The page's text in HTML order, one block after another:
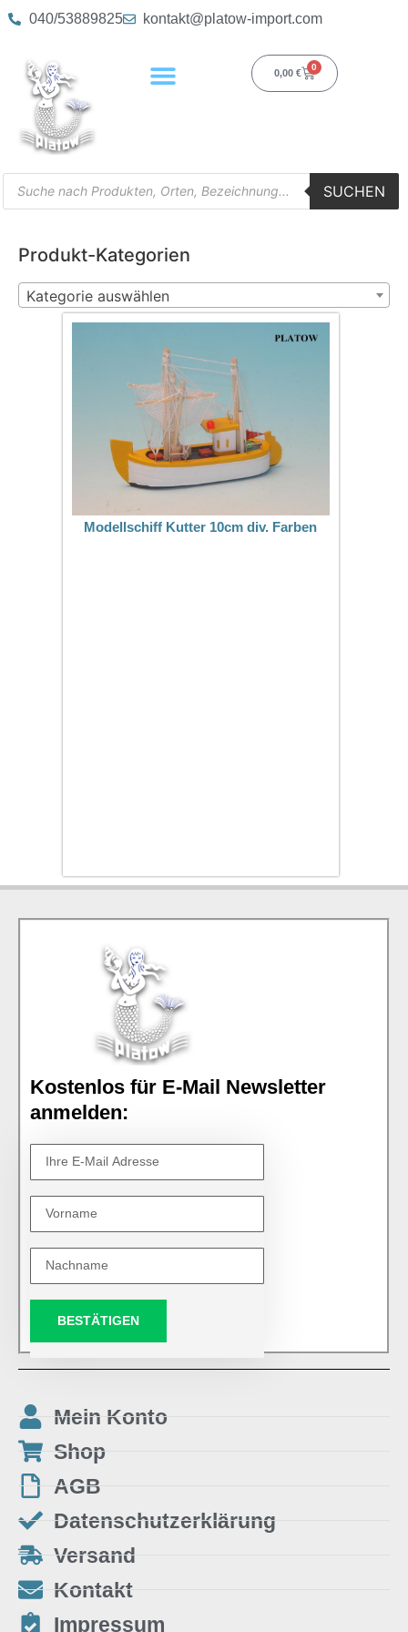
040/53889825 kontakt@platow-import.com
0,00 €
0
SUCHEN
Produkt-Kategorien
Kategorie auswählen
Modellschiff Kutter 10cm div. Farben
Kostenlos für E-Mail Newsletter
anmelden:
BESTÄTIGEN
Mein Konto
Shop
AGB
Datenschutzerklärung
Versand
Kontakt
Impressum